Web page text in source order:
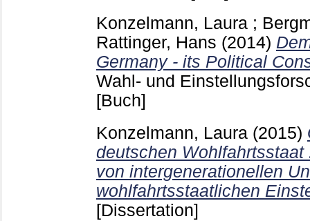
Konzelmann, Laura ;
Rattinger, Hans (2014)
Germany - its Political
Wahl- und
[Buch]
Konzelmann, Laura (2015)
deutschen
von intergenerationellen
wohlfahrtsstaatlichen
[Dissertation]